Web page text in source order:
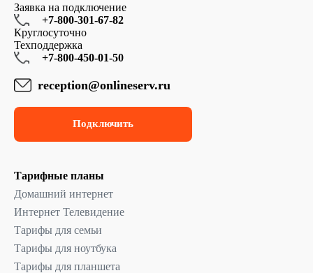
Заявка на подключение
+7-800-301-67-82
Круглосуточно
Техподдержка
+7-800-450-01-50
reception@onlineserv.ru
Подключить
Тарифные планы
Домашний интернет
Интернет Телевидение
Тарифы для семьи
Тарифы для ноутбука
Тарифы для планшета